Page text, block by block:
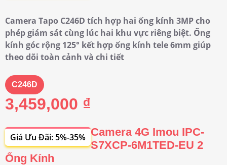
Camera Tapo C246D tích hợp hai ống kính 3MP cho
phép giám sát cùng lúc hai khu vực riêng biệt. Ống
kính góc rộng 125° kết hợp ống kính tele 6mm giúp
theo dõi toàn cảnh và chi tiết
C246D
3,459,000 ₫
Giá Ưu Đãi: 5%-35% Camera 4G Imou IPC-
S7XCP-6M1TED-EU 2
Ống Kính